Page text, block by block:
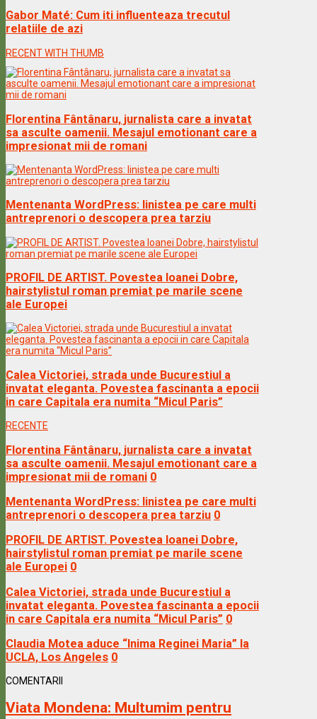
Gabor Maté: Cum iti influenteaza trecutul
relatiile de azi
RECENT WITH THUMB
Florentina Fântânaru, jurnalista care a invatat
sa asculte oamenii. Mesajul emotionant care a
impresionat mii de romani
Mentenanta WordPress: linistea pe care multi
antreprenori o descopera prea tarziu
PROFIL DE ARTIST. Povestea Ioanei Dobre,
hairstylistul roman premiat pe marile scene
ale Europei
Calea Victoriei, strada unde Bucurestiul a
invatat eleganta. Povestea fascinanta a epocii
in care Capitala era numita “Micul Paris”
RECENTE
Florentina Fântânaru, jurnalista care a invatat
sa asculte oamenii. Mesajul emotionant care a
impresionat mii de romani 0
Mentenanta WordPress: linistea pe care multi
antreprenori o descopera prea tarziu 0
PROFIL DE ARTIST. Povestea Ioanei Dobre,
hairstylistul roman premiat pe marile scene
ale Europei 0
Calea Victoriei, strada unde Bucurestiul a
invatat eleganta. Povestea fascinanta a epocii
in care Capitala era numita “Micul Paris” 0
Claudia Motea aduce “Inima Reginei Maria” la
UCLA, Los Angeles 0
COMENTARII
Viata Mondena: Multumim pentru